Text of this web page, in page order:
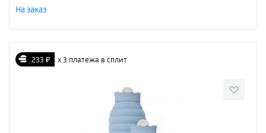
На заказ
233 ₽ х 3 платежа в сплит